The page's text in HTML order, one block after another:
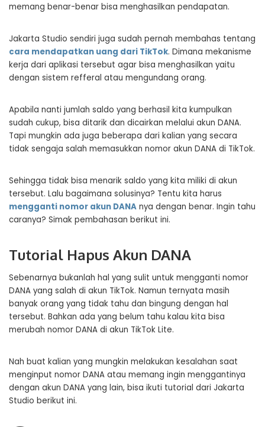
memang benar-benar bisa menghasilkan pendapatan.
Jakarta Studio sendiri juga sudah pernah membahas tentang
cara mendapatkan uang dari TikTok. Dimana mekanisme
kerja dari aplikasi tersebut agar bisa menghasilkan yaitu
dengan sistem refferal atau mengundang orang.
Apabila nanti jumlah saldo yang berhasil kita kumpulkan
sudah cukup, bisa ditarik dan dicairkan melalui akun DANA.
Tapi mungkin ada juga beberapa dari kalian yang secara
tidak sengaja salah memasukkan nomor akun DANA di TikTok.
Sehingga tidak bisa menarik saldo yang kita miliki di akun
tersebut. Lalu bagaimana solusinya? Tentu kita harus
mengganti nomor akun DANA nya dengan benar. Ingin tahu
caranya? Simak pembahasan berikut ini.
Tutorial Hapus Akun DANA
Sebenarnya bukanlah hal yang sulit untuk mengganti nomor
DANA yang salah di akun TikTok. Namun ternyata masih
banyak orang yang tidak tahu dan bingung dengan hal
tersebut. Bahkan ada yang belum tahu kalau kita bisa
merubah nomor DANA di akun TikTok Lite.
Nah buat kalian yang mungkin melakukan kesalahan saat
menginput nomor DANA atau memang ingin menggantinya
dengan akun DANA yang lain, bisa ikuti tutorial dari Jakarta
Studio berikut ini.